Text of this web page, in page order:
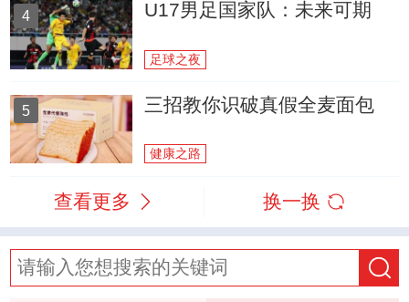
4 U17男足国家队：未来可期
足球之夜
5 三招教你识破真假全麦面包
健康之路
查看更多 换一换